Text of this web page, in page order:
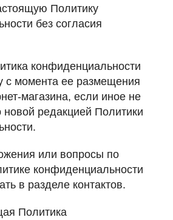
Политику
без согласия
конфиденциальности
с момента ее размещения
магазина, если иное не
новой редакцией Политики
или вопросы по
конфиденциальности
в разделе контактов.
Политика